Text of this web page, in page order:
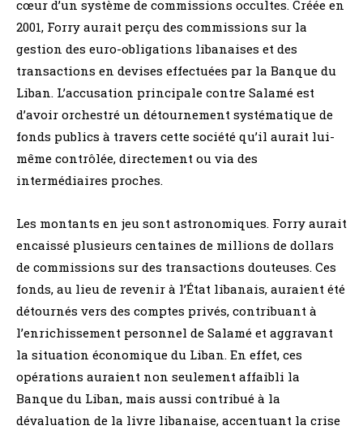
cœur d’un système de commissions occultes. Créée en
2001, Forry aurait perçu des commissions sur la
gestion des euro-obligations libanaises et des
transactions en devises effectuées par la Banque du
Liban. L’accusation principale contre Salamé est
d’avoir orchestré un détournement systématique de
fonds publics à travers cette société qu’il aurait lui-
même contrôlée, directement ou via des
intermédiaires proches.
Les montants en jeu sont astronomiques. Forry aurait
encaissé plusieurs centaines de millions de dollars
de commissions sur des transactions douteuses. Ces
fonds, au lieu de revenir à l’État libanais, auraient été
détournés vers des comptes privés, contribuant à
l’enrichissement personnel de Salamé et aggravant
la situation économique du Liban. En effet, ces
opérations auraient non seulement affaibli la
Banque du Liban, mais aussi contribué à la
dévaluation de la livre libanaise, accentuant la crise